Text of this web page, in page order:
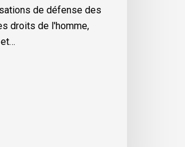
de défense des
droits de l'homme,